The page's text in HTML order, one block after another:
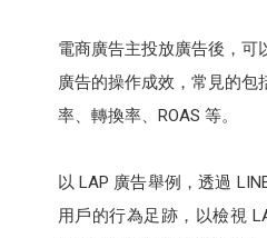
電商廣告主投放廣告後，可
廣告的操作成效，常見的包
率、轉換率、ROAS 等。
以 LAP 廣告舉例，透過
用戶的行為足跡，以檢視